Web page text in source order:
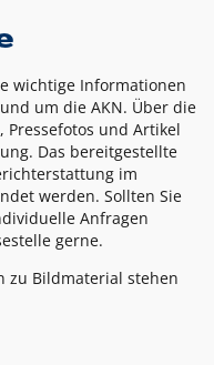
wichtige Informationen
um die AKN. Über die
Pressefotos und Artikel
Das bereitgestellte
im
werden. Sollten Sie
Anfragen
gerne.
zu Bildmaterial stehen